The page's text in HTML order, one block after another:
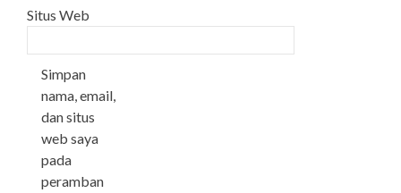
Situs Web
Simpan
nama, email,
dan situs
web saya
pada
peramban